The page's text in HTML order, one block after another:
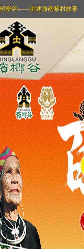
槟榔谷——讲述海南黎村故事